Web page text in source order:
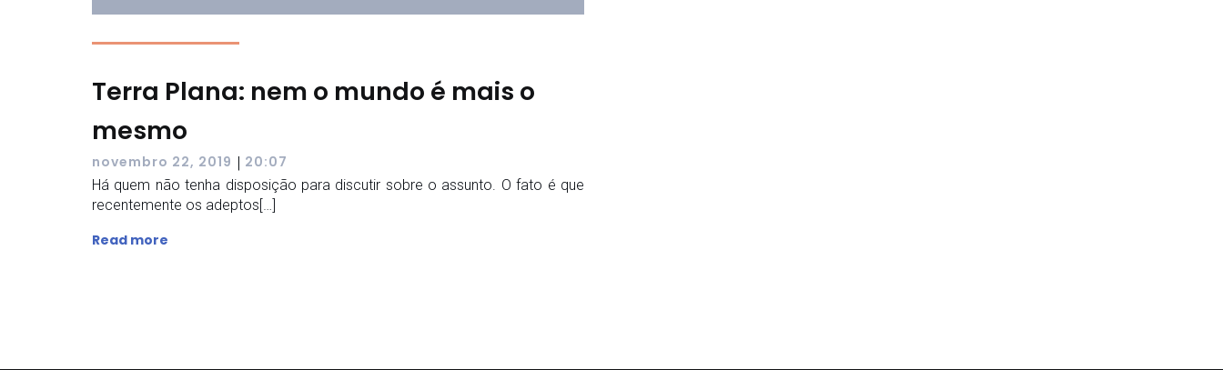
Terra Plana: nem o mundo é mais o
mesmo
novembro 22, 2019 | 20:07
Há quem não tenha disposição para discutir sobre o assunto. O fato é que
recentemente os adeptos[…]
Read more